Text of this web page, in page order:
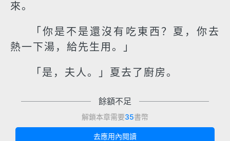
來。
「你是不是還沒有吃東西？夏，你去
熱一下湯，給先生用。」
「是，夫人。」夏去了廚房。
餘額不足
解鎖本章需要35書幣
去應用內閱讀